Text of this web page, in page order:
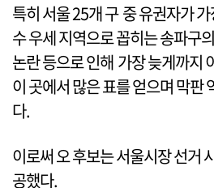
특히 서울 25개 구 중 유권자가
수 우세 지역으로 꼽히는 송파구
논란 등으로 인해 가장 늦게까지
이 곳에서 많은 표를 얻으며 막판
다.
이로써 오 후보는 서울시장 선거
공했다.